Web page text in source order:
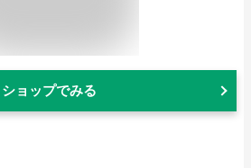
ショップでみる